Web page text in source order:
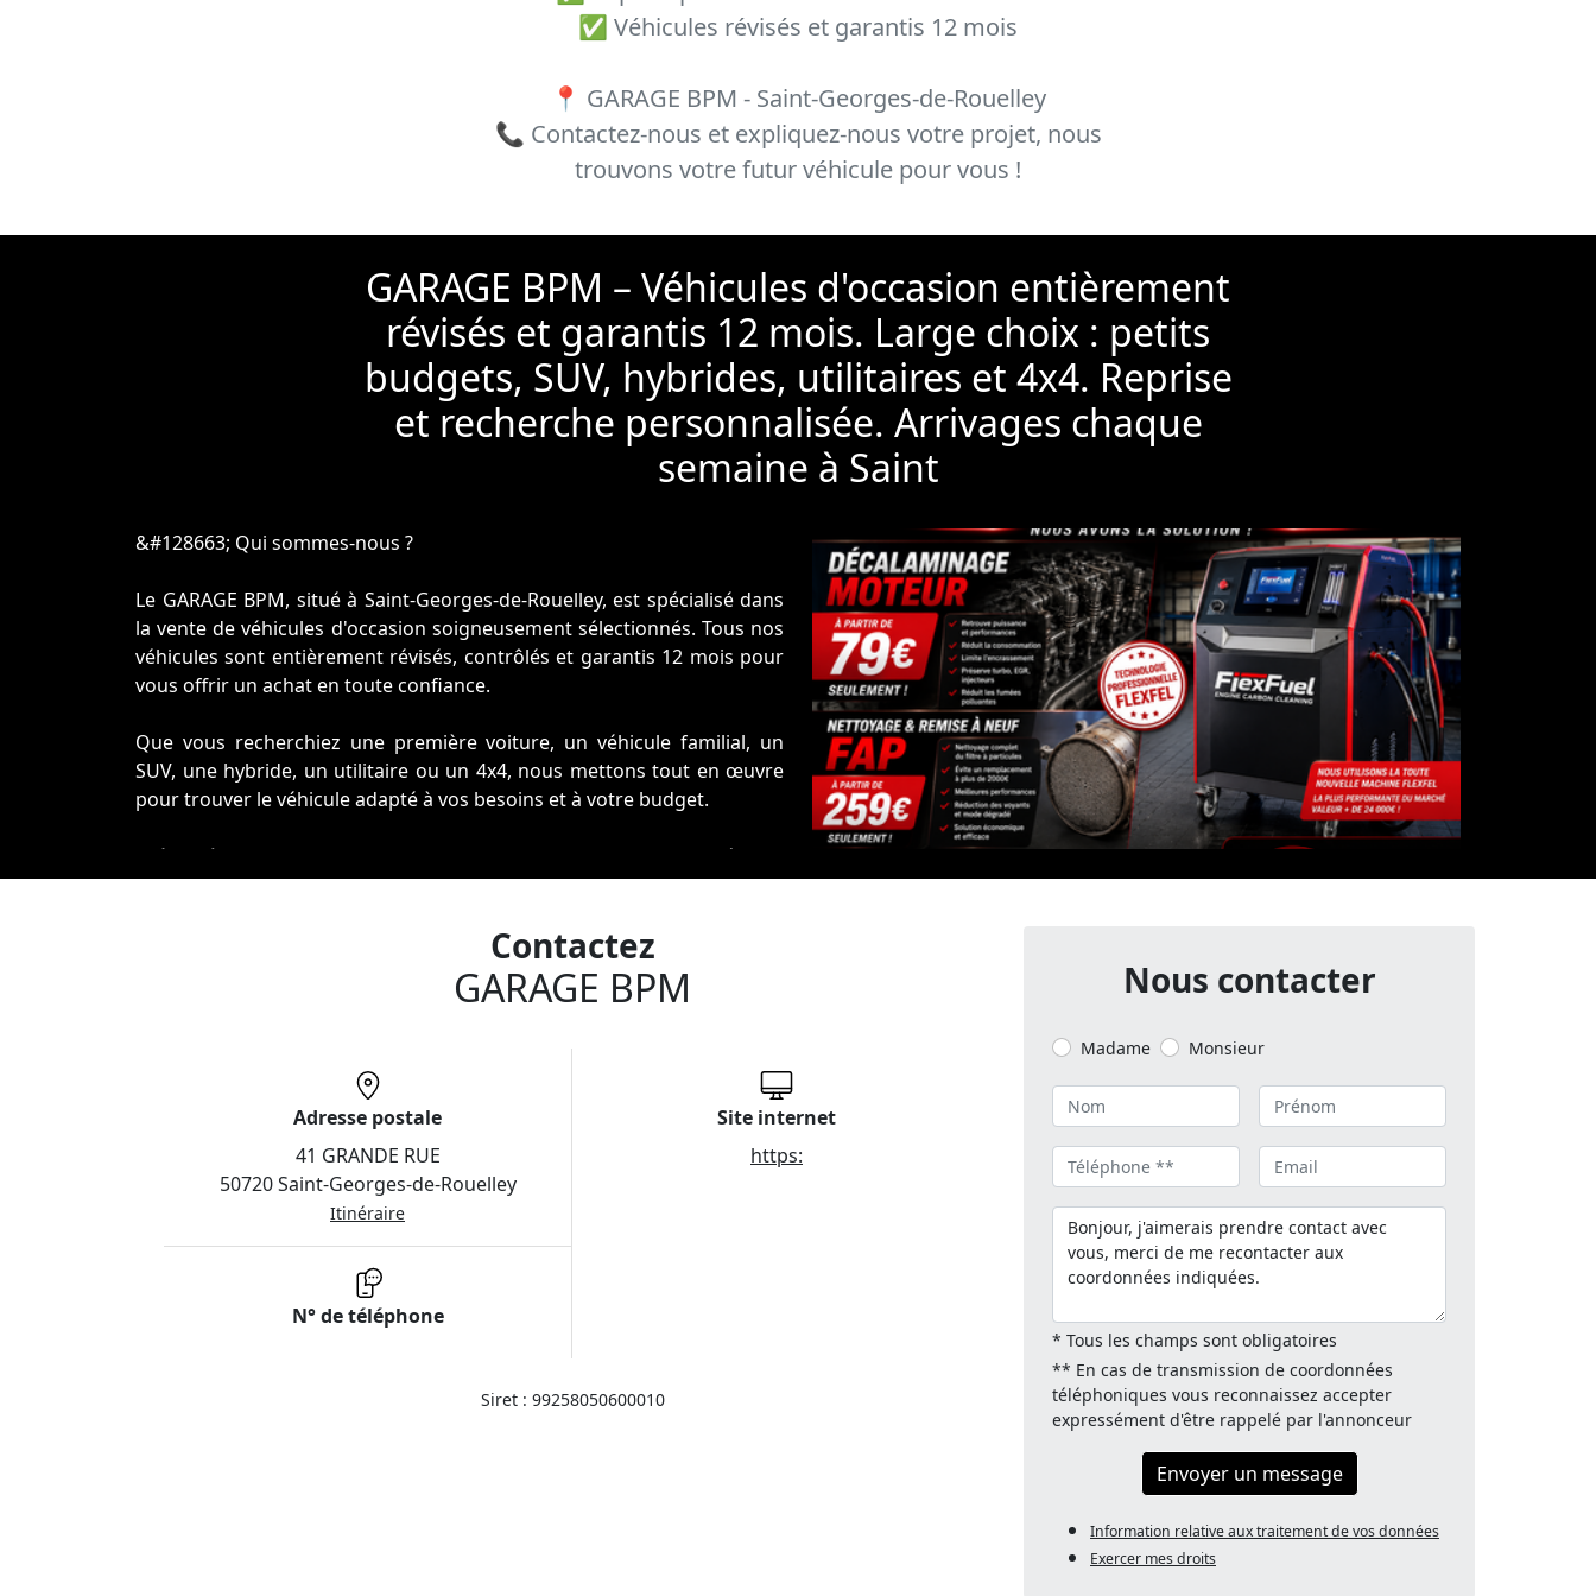
✅ Véhicules révisés et garantis 12 mois
📍 GARAGE BPM - Saint-Georges-de-Rouelley
📞 Contactez-nous et expliquez-nous votre projet, nous
trouvons votre futur véhicule pour vous !
GARAGE BPM – Véhicules d'occasion entièrement
révisés et garantis 12 mois. Large choix : petits
budgets, SUV, hybrides, utilitaires et 4x4. Reprise
et recherche personnalisée. Arrivages chaque
semaine à Saint
&#128663; Qui sommes-nous ?
Le GARAGE BPM, situé à Saint-Georges-de-Rouelley, est spécialisé dans
la vente de véhicules d'occasion soigneusement sélectionnés. Tous nos
véhicules sont entièrement révisés, contrôlés et garantis 12 mois pour
vous offrir un achat en toute confiance.
Que vous recherchiez une première voiture, un véhicule familial, un
SUV, une hybride, un utilitaire ou un 4x4, nous mettons tout en œuvre
pour trouver le véhicule adapté à vos besoins et à votre budget.
Grâce à nos arrivages chaque semaine, notre stock évolue
constamment avec de nombreux véhicules disponibles immédiatement.
qu'un service de recherche personnalisée.
Au GARAGE BPM, notre priorité est simple : vous proposer des véhicules
Contactez
GARAGE BPM
Adresse postale
41 GRANDE RUE
50720 Saint-Georges-de-Rouelley
Itinéraire
Site internet
https:
N° de téléphone
Siret : 99258050600010
Nous contacter
Madame Monsieur
* Tous les champs sont obligatoires
** En cas de transmission de coordonnées
téléphoniques vous reconnaissez accepter
expressément d'être rappelé par l'annonceur
Envoyer un message
Information relative aux traitement de vos données
Exercer mes droits